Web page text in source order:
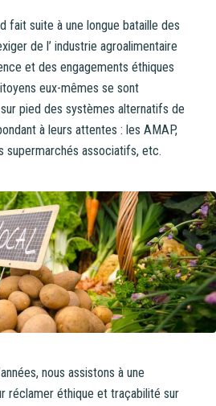
fait suite à une longue bataille des
de l’ industrie agroalimentaire
et des engagements éthiques
eux-mêmes se sont
pied des systèmes alternatifs de
à leurs attentes : les AMAP,
supermarchés associatifs, etc.
nous assistons à une
réclamer éthique et traçabilité sur
sécurisée de souscription
Partagée. Elle vous permet
Partagée et d’accéder à
d’actionnaire.
Partagée comporte un risque de
capital investi. Pour bien
et le modèle d’investissement
synthétique (DIS).
en tant que personne morale
peut être soumise à
avant d’être effective.
?Consultez notre FAQou
VERS COOPHUB